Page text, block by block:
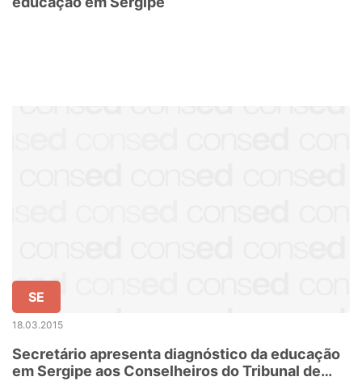
SE
18.03.2015
Secretário apresenta diagnóstico da educação
em Sergipe aos Conselheiros do Tribunal de